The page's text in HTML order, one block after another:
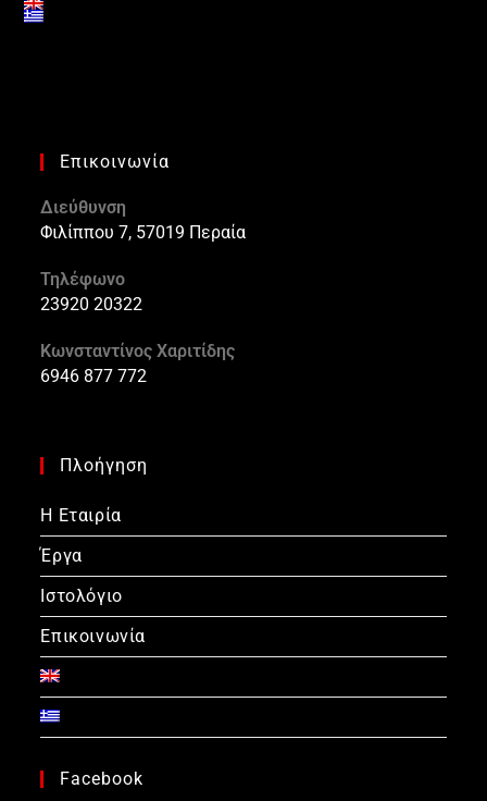
Επικοινωνία
Διεύθυνση
Φιλίππου 7, 57019 Περαία
Τηλέφωνο
23920 20322
Κωνσταντίνος Χαριτίδης
6946 877 772
Πλοήγηση
Η Εταιρία
Έργα
Ιστολόγιο
Επικοινωνία
Facebook